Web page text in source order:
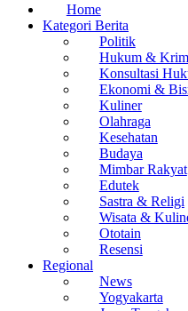
Home
Kategori Berita
Politik
Hukum &
Konsultasi
Ekonomi &
Kuliner
Olahraga
Kesehatan
Budaya
Mimbar Rakyat
Edutek
Sastra & Religi
Wisata &
Ototain
Resensi
Regional
News
Yogyakarta